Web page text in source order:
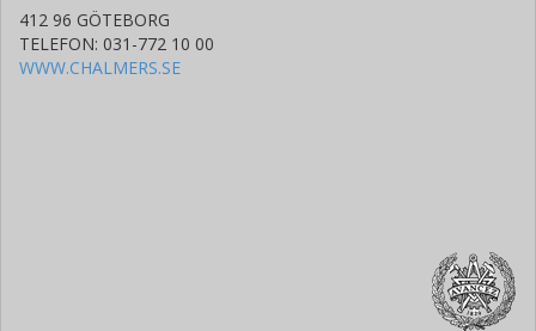
412 96 GÖTEBORG
TELEFON: 031-772 10 00
WWW.CHALMERS.SE